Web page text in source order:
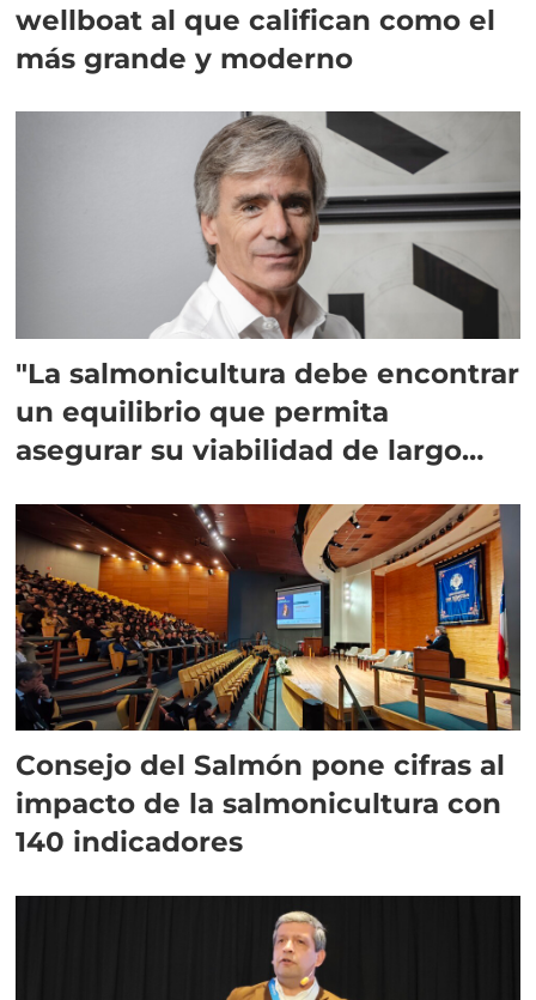
wellboat al que califican como el
más grande y moderno
"La salmonicultura debe encontrar
un equilibrio que permita
asegurar su viabilidad de largo
Consejo del Salmón pone cifras al
impacto de la salmonicultura con
140 indicadores